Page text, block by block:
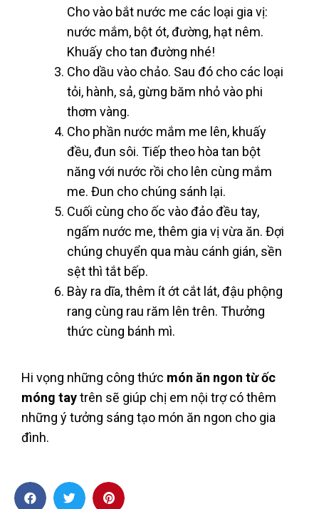
Cho vào bắt nước me các loại gia vị:
nước mắm, bột ót, đường, hạt nêm.
Khuấy cho tan đường nhé!
Cho dầu vào chảo. Sau đó cho các loại
tỏi, hành, sả, gừng băm nhỏ vào phi
thơm vàng.
Cho phần nước mắm me lên, khuấy
đều, đun sôi. Tiếp theo hòa tan bột
năng với nước rồi cho lên cùng mắm
me. Đun cho chúng sánh lại.
Cuối cùng cho ốc vào đảo đều tay,
ngấm nước me, thêm gia vị vừa ăn. Đợi
chúng chuyển qua màu cánh gián, sền
sệt thì tắt bếp.
Bày ra dĩa, thêm ít ớt cắt lát, đậu phộng
rang cùng rau răm lên trên. Thưởng
thức cùng bánh mì.
Hi vọng những công thức món ăn ngon từ ốc
móng taytrên sẽ giúp chị em nội trợ có thêm
những ý tưởng sáng tạo món ăn ngon cho gia
đình.